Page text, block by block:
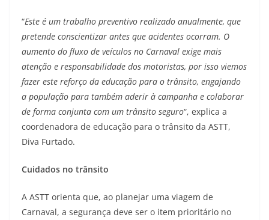
“Este é um trabalho preventivo realizado anualmente, que
pretende conscientizar antes que acidentes ocorram. O
aumento do fluxo de veículos no Carnaval exige mais
atenção e responsabilidade dos motoristas, por isso viemos
fazer este reforço da educação para o trânsito, engajando
a população para também aderir à campanha e colaborar
de forma conjunta com um trânsito seguro“, explica a
coordenadora de educação para o trânsito da ASTT,
Diva Furtado.
Cuidados no trânsito
A ASTT orienta que, ao planejar uma viagem de
Carnaval, a segurança deve ser o item prioritário no